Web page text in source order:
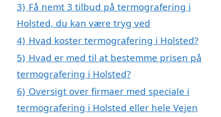
3) Få nemt 3 tilbud på termografering i
Holsted, du kan være tryg ved
4) Hvad koster termografering i Holsted?
5) Hvad er med til at bestemme prisen på
termografering i Holsted?
6) Oversigt over firmaer med speciale i
termografering i Holsted eller hele Vejen